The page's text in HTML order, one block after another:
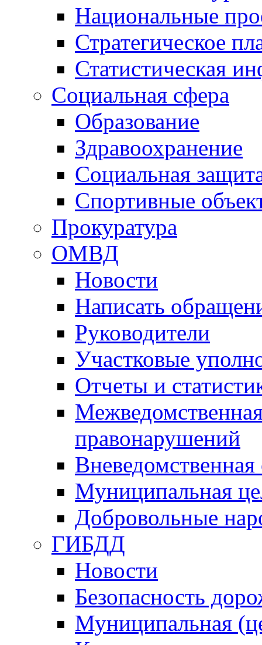
Национальные
Стратегическое
Статистическая
Социальная сфера
Образование
Здравоохранение
Социальная
Спортивные
Прокуратура
ОМВД
Новости
Написать
Руководители
Участковые
Отчеты и
правонарушений
Вневедомственная
Муниципальная
Добровольные
ГИБДД
Новости
Безопасность
Муниципальная